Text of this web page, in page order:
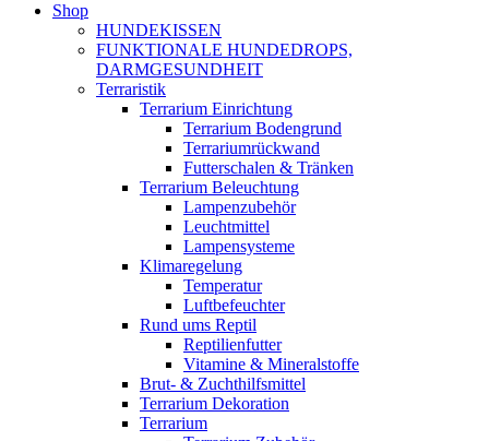
Shop
HUNDEKISSEN
FUNKTIONALE HUNDEDROPS,
DARMGESUNDHEIT
Terraristik
Terrarium Einrichtung
Terrarium Bodengrund
Terrariumrückwand
Futterschalen & Tränken
Terrarium Beleuchtung
Lampenzubehör
Leuchtmittel
Lampensysteme
Klimaregelung
Temperatur
Luftbefeuchter
Rund ums Reptil
Reptilienfutter
Vitamine & Mineralstoffe
Brut- & Zuchthilfsmittel
Terrarium Dekoration
Terrarium